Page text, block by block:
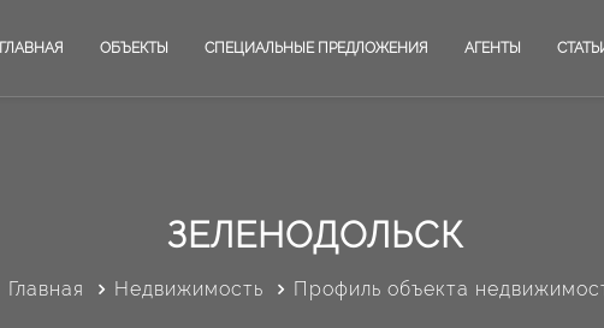
ГЛАВНАЯ ОБЪЕКТЫ СПЕЦИАЛЬНЫЕ ПРЕДЛОЖЕНИЯ АГЕНТЫ
ЗЕЛЕНОДОЛЬСК
Главная Недвижимость Профиль объекта